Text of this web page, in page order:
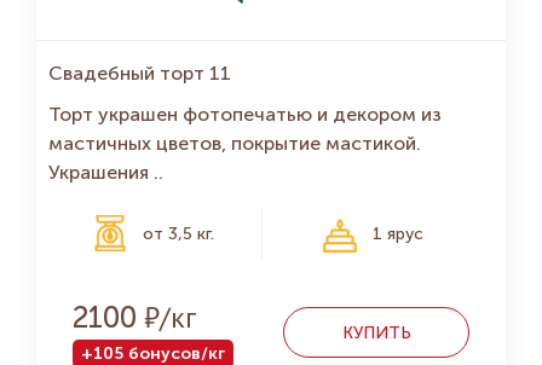
Свадебный торт 11
Торт украшен фотопечатью и декором из
мастичных цветов, покрытие мастикой.
Украшения ..
от 3,5 кг. 1 ярус
2100 Р
+105 бонусов/кг
КУПИТЬ